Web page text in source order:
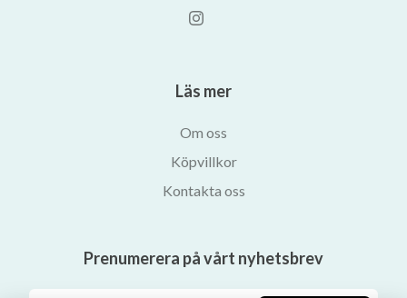
Läs mer
Om oss
Köpvillkor
Kontakta oss
Prenumerera på vårt nyhetsbrev